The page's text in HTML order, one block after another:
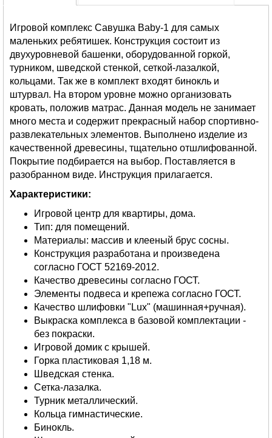
Игровой комплекс Савушка Baby-1 для самых
маленьких ребятишек. Конструкция состоит из
двухуровневой башенки, оборудованной горкой,
турником, шведской стенкой, сеткой-лазалкой,
кольцами. Так же в комплект входят бинокль и
штурвал. На втором уровне можно организовать
кровать, положив матрас. Данная модель не занимает
много места и содержит прекрасный набор спортивно-
развлекательных элементов. Выполнено изделие из
качественной древесины, тщательно отшлифованной.
Покрытие подбирается на выбор. Поставляется в
разобранном виде. Инструкция прилагается.
Характеристики:
Игровой центр для квартиры, дома.
Тип: для помещений.
Материалы: массив и клееный брус сосны.
Конструкция разработана и произведена
согласно ГОСТ 52169-2012.
Качество древесины согласно ГОСТ.
Элементы подвеса и крепежа согласно ГОСТ.
Качество шлифовки "Lux" (машинная+ручная).
Выкраска комплекса в базовой комплектации -
без покраски.
Игровой домик с крышей.
Горка пластиковая 1,18 м.
Шведская стенка.
Сетка-лазалка.
Турник металлический.
Кольца гимнастические.
Бинокль.